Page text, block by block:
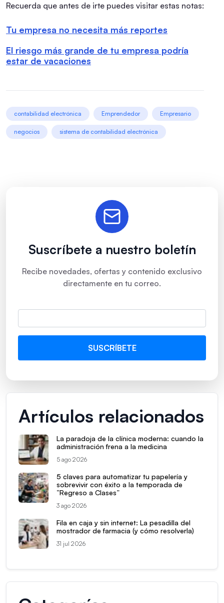
Recuerda que antes de irte puedes visitar estas notas:
Tu empresa no necesita más reportes
El riesgo más grande de tu empresa podría
estar de vacaciones
contabilidad electrónica Emprendedor Empresario
negocios sistema de contabilidad electrónica
Suscríbete a nuestro boletín
Recibe novedades, ofertas y contenido exclusivo
directamente en tu correo.
Artículos relacionados
La paradoja de la clínica moderna: cuando la
administración frena a la medicina
5 ago 2026
5 claves para automatizar tu papelería y
sobrevivir con éxito a la temporada de
“Regreso a Clases”
3 ago 2026
Fila en caja y sin internet: La pesadilla del
mostrador de farmacia (y cómo resolverla)
31 jul 2026